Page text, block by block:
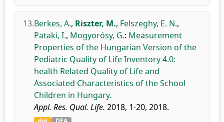
13.Berkes, A., Riszter, M., Felszeghy, E. N.,
Pataki, I., Mogyorósy, G.: Measurement
Properties of the Hungarian Version of the
Pediatric Quality of Life Inventory 4.0:
health Related Quality of Life and
Associated Characteristics of the School
Children in Hungary.
Appl. Res. Qual. Life. 2018, 1-20, 2018.